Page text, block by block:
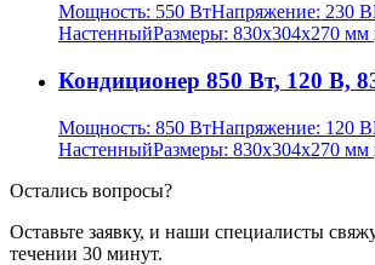
Мощность: 550 ВтНапряжение: 230 В
НастенныйРазмеры: 830х304х270 мм
Кондиционер 850 Вт, 120 В,
Мощность: 850 ВтНапряжение: 120 В
НастенныйРазмеры: 830х304х270 мм
Остались вопросы?
Оставьте заявку, и наши специалисты
течении 30 минут.